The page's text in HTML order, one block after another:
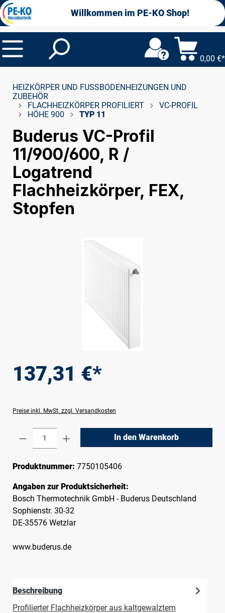
springen Willkommen im PE-KO Shop!
0,00 €*
HEIZKÖRPER UND FUSSBODENHEIZUNGEN UND Z
UBEHÖR
FLACHHEIZKÖRPER PROFILIERT
VC-PROFIL
HÖHE 900
TYP 11
Buderus VC-Profil
11/900/600, R /
Logatrend
Flachheizkörper, FEX,
Stopfen
137,31 €*
Preise inkl. MwSt. zzgl. Versandkosten
Produkt Anzahl: Gib den gewünschten
In den Warenkorb
Produktnummer: 7750105406
Angaben zur Produktsicherheit:
Bosch Thermotechnik GmbH - Buderus Deutschland
Sophienstr. 30-32
DE-35576 Wetzlar
www.buderus.de
Beschreibung
Profilierter Flachheizkörper aus kaltgewalztem